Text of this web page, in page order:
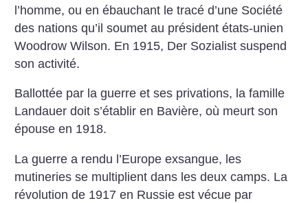
l’homme, ou en ébauchant le tracé d’une Société
des nations qu’il soumet au président états-unien
Woodrow Wilson. En 1915, Der Sozialist suspend
son activité.
Ballottée par la guerre et ses privations, la famille
Landauer doit s’établir en Bavière, où meurt son
épouse en 1918.
La guerre a rendu l’Europe exsangue, les
mutineries se multiplient dans les deux camps. La
révolution de 1917 en Russie est vécue par